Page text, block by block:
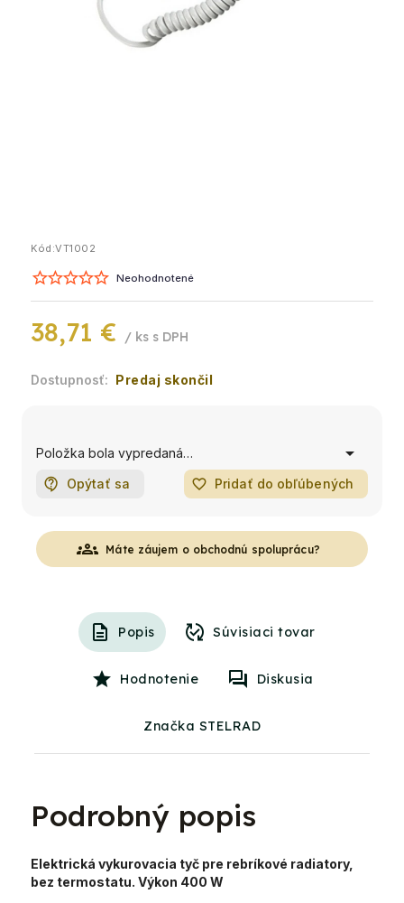
Kód:VT1002
Neohodnotené
38,71 € / ks
Predaj skončil
Položka bola vypredaná…
Opýtať sa
favorite_border Pridať do obľúbených
groups Máte záujem o obchodnú spoluprácu?
Popis Súvisiaci tovar
Hodnotenie Diskusia
Značka STELRAD
Podrobný popis
Elektrická vykurovacia tyč pre rebríkové radiatory,
bez termostatu. Výkon 400 W